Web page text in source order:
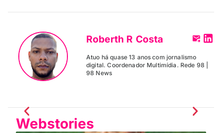
Roberth R Costa
Atuo há quase 13 anos com jornalismo
digital. Coordenador Multimídia. Rede 98 |
98 News
Webstories